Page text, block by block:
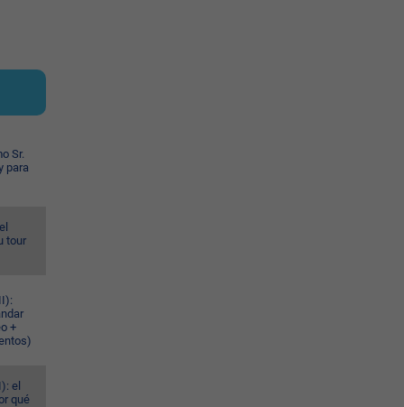
Sr.
para
tour
+
el
qué